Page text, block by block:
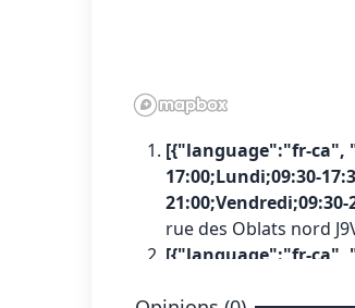
[{"language":"fr-ca",
17:00;Lundi;09:30-
rue des Oblats nord
[{"language":"fr-ca",